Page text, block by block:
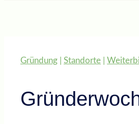
Gründung Standorte